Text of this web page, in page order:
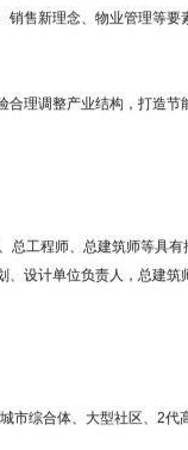
销售新理念、物业管理等
理调整产业结构，打造节
工程师、总建筑师等具有
、设计单位负责人，总建
综合体、大型社区、2代